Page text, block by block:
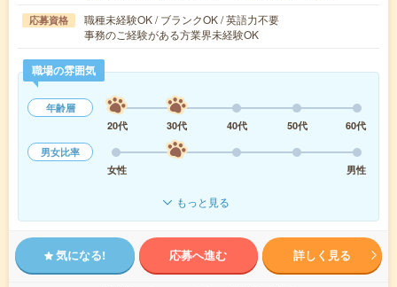
応募資格
職種未経験OK / ブランクOK / 英語力不要
事務のご経験がある方業界未経験OK
職場の雰囲気
年齢層
20代
30代 40代 50代
60代
男女比率
女性
男性
もっと見る
気になる! 応募へ進む 詳しく見る